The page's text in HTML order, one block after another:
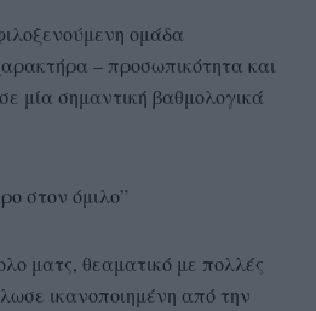
ομάδα
– προσωπικότητα και
μία σημαντική βαθμολογικά
στον όμιλο”
ματς, θεαματικό με πολλές
ικανοποιημένη από την